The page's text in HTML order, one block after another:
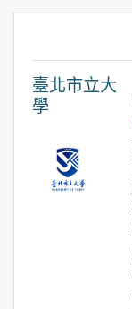
臺北市立大
學